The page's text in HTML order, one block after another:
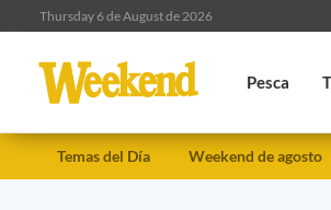
Thursday 6 de August de 2026
Pesca
Temas del Día Weekend de agosto